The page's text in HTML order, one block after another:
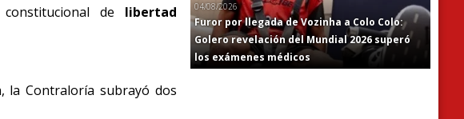
de libertad
la Contraloría subrayó dos
04/08/2026
Furor por llegada de Vozinha a Colo Colo:
Golero revelación del Mundial 2026 superó
los exámenes médicos